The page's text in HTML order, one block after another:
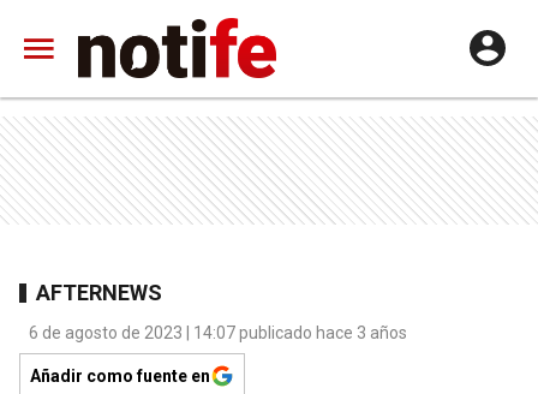
AFTERNEWS
6 de agosto de 2023 | 14:07 publicado hace 3 años
Añadir como fuente en